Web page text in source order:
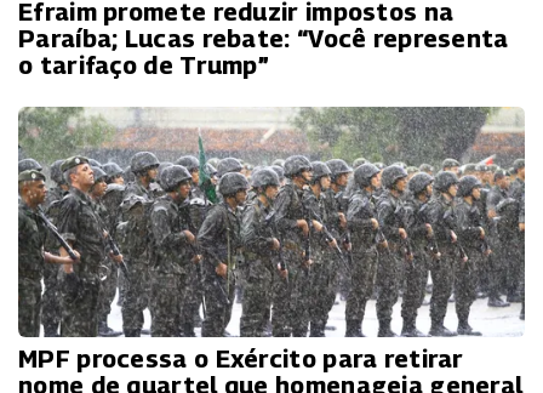
Efraim promete reduzir impostos na
Paraíba; Lucas rebate: “Você representa
o tarifaço de Trump”
MPF processa o Exército para retirar
nome de quartel que homenageia general